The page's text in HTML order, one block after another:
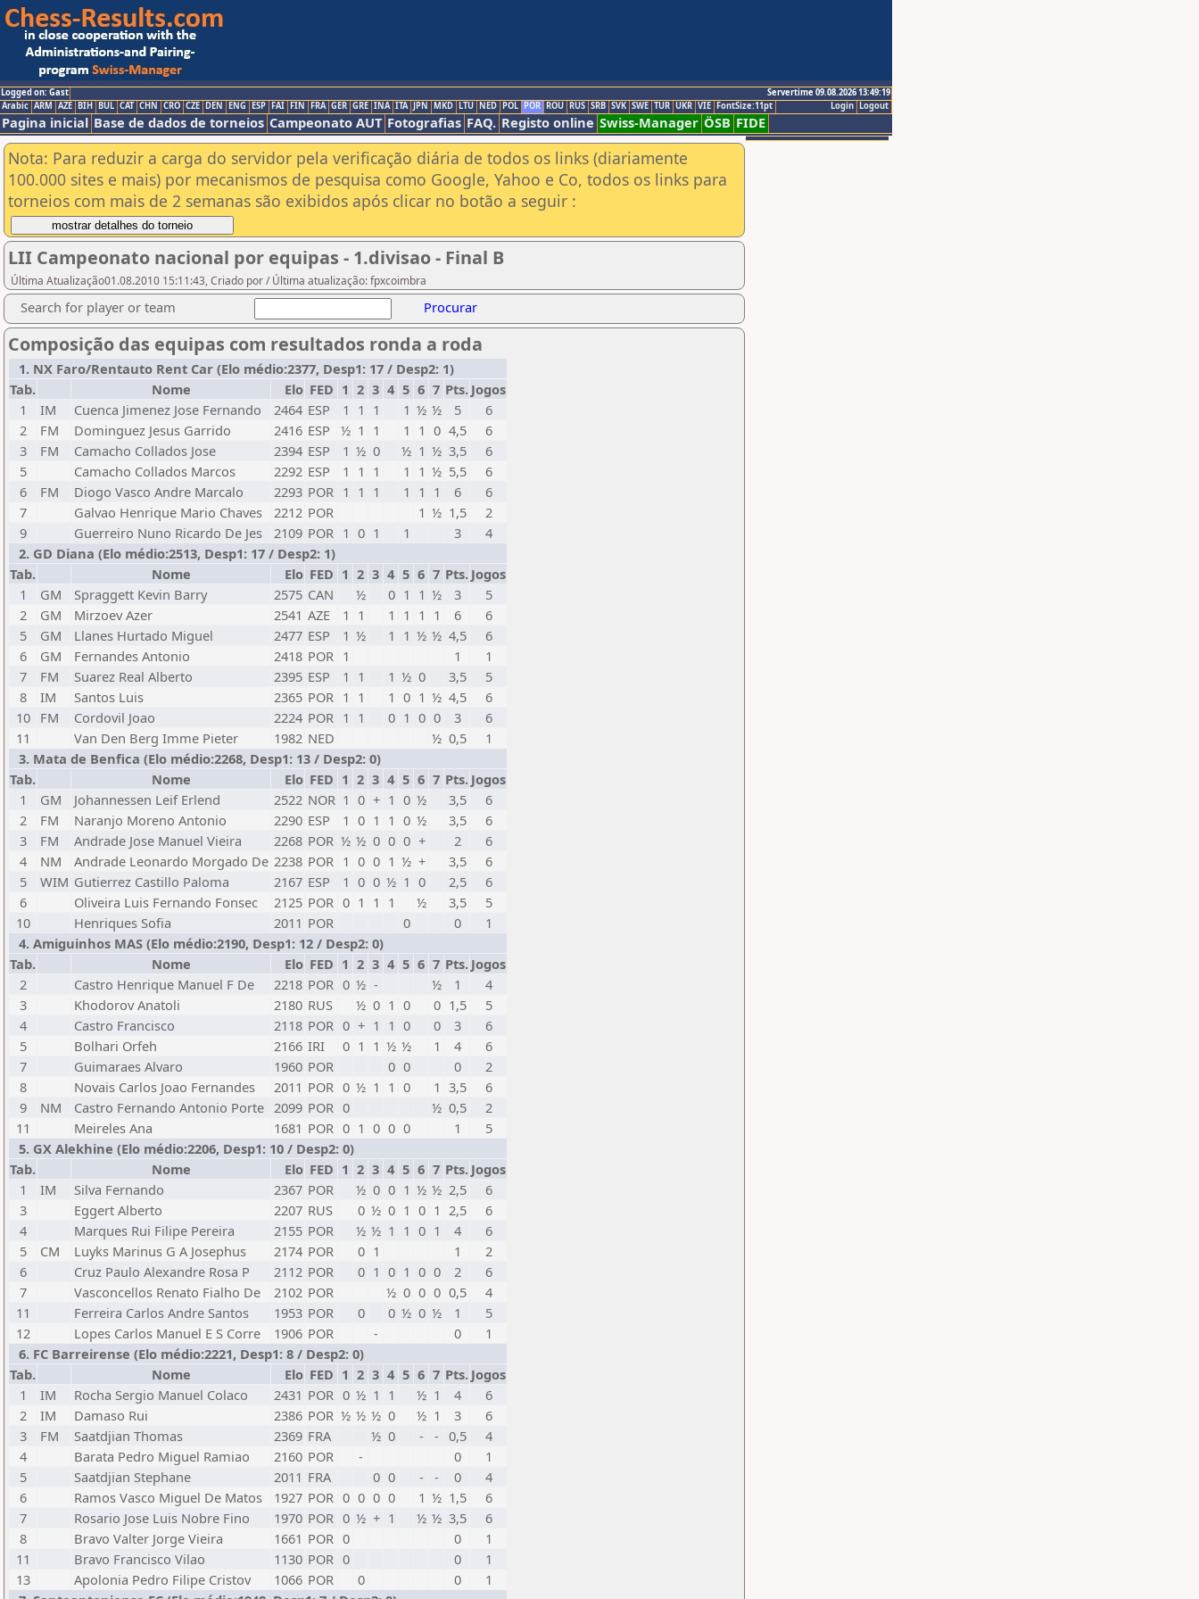
Logged on: Gast
Servertime 09.08.2026 13:49:19
Logout
Login
Arabic ARM AZE BIH BUL CAT CHN CRO CZE DEN ENG ESP FAI FIN FRA GER GRE INA ITA JPN MKD LTU NED POL POR ROU RUS SRB SVK SWE TUR UKR VIE FontSize:11pt
Pagina inicial Base de dados de torneios Campeonato AUT Fotografias FAQ. Registo online Swiss-Manager ÖSB FIDE
Nota: Para reduzir a carga do servidor pela verificação diária de todos os links (diariamente
100.000 sites e mais) por mecanismos de pesquisa como Google, Yahoo e Co, todos os links para
torneios com mais de 2 semanas são exibidos após clicar no botão a seguir :
LII Campeonato nacional por equipas - 1.divisao - Final B
Última Atualização01.08.2010 15:11:43, Criado por / Última atualização: fpxcoimbra
Search for player or team Procurar
Composição das equipas com resultados ronda a roda
1. NX Faro/Rentauto Rent Car (Elo médio:2377, Desp1: 17 / Desp2: 1)
Tab.
Nome Elo FED 1 2 3 4 5 6 7 Pts. Jogos
1
IM Cuenca Jimenez Jose Fernando 2464 ESP 1 1 1 1 ½ ½ 5
6
2
FM Dominguez Jesus Garrido 2416 ESP ½ 1 1 1 1 0 4,5
6
3
FM Camacho Collados Jose 2394 ESP 1 ½ 0 ½ 1 ½ 3,5
6
5
Camacho Collados Marcos 2292 ESP 1 1 1 1 1 ½ 5,5
6
6
FM Diogo Vasco Andre Marcalo 2293 POR 1 1 1 1 1 1 6
6
7
Galvao Henrique Mario Chaves 2212 POR 1 ½ 1,5
2
9
Guerreiro Nuno Ricardo De Jes 2109 POR 1 0 1 1 3
4
2. GD Diana (Elo médio:2513, Desp1: 17 / Desp2: 1)
Tab.
Nome Elo FED 1 2 3 4 5 6 7 Pts. Jogos
1
GM Spraggett Kevin Barry 2575 CAN ½ 0 1 1 ½ 3
5
2
GM Mirzoev Azer 2541 AZE 1 1 1 1 1 1 6
6
5
GM Llanes Hurtado Miguel 2477 ESP 1 ½ 1 1 ½ ½ 4,5
6
6
GM Fernandes Antonio 2418 POR 1 1
1
7
FM Suarez Real Alberto 2395 ESP 1 1 1 ½ 0 3,5
5
8
IM Santos Luis 2365 POR 1 1 1 0 1 ½ 4,5
6
10 FM Cordovil Joao 2224 POR 1 1 0 1 0 0 3
6
11
Van Den Berg Imme Pieter 1982 NED ½ 0,5
1
3. Mata de Benfica (Elo médio:2268, Desp1: 13 / Desp2: 0)
Tab.
Nome Elo FED 1 2 3 4 5 6 7 Pts. Jogos
1
GM Johannessen Leif Erlend 2522 NOR 1 0 + 1 0 ½ 3,5
6
2
FM Naranjo Moreno Antonio 2290 ESP 1 0 1 1 0 ½ 3,5
6
3
FM Andrade Jose Manuel Vieira 2268 POR ½ ½ 0 0 0 + 2
6
4
NM Andrade Leonardo Morgado De 2238 POR 1 0 0 1 ½ + 3,5
6
5
WIM Gutierrez Castillo Paloma 2167 ESP 1 0 0 ½ 1 0 2,5
6
6
Oliveira Luis Fernando Fonsec 2125 POR 0 1 1 1 ½ 3,5
5
10
Henriques Sofia 2011 POR 0 0
1
4. Amiguinhos MAS (Elo médio:2190, Desp1: 12 / Desp2: 0)
Tab.
Nome Elo FED 1 2 3 4 5 6 7 Pts. Jogos
2
Castro Henrique Manuel F De 2218 POR 0 ½ - ½ 1
4
3
Khodorov Anatoli 2180 RUS ½ 0 1 0 0 1,5
5
4
Castro Francisco 2118 POR 0 + 1 1 0 0 3
6
5
Bolhari Orfeh 2166 IRI 0 1 1 ½ ½ 1 4
6
7
Guimaraes Alvaro 1960 POR 0 0 0
2
8
Novais Carlos Joao Fernandes 2011 POR 0 ½ 1 1 0 1 3,5
6
9
NM Castro Fernando Antonio Porte 2099 POR 0 ½ 0,5
2
11
Meireles Ana 1681 POR 0 1 0 0 0 1
5
5. GX Alekhine (Elo médio:2206, Desp1: 10 / Desp2: 0)
Tab.
Nome Elo FED 1 2 3 4 5 6 7 Pts. Jogos
1
IM Silva Fernando 2367 POR ½ 0 0 1 ½ ½ 2,5
6
3
Eggert Alberto 2207 RUS 0 ½ 0 1 0 1 2,5
6
4
Marques Rui Filipe Pereira 2155 POR ½ ½ 1 1 0 1 4
6
5
CM Luyks Marinus G A Josephus 2174 POR 0 1 1
2
6
Cruz Paulo Alexandre Rosa P 2112 POR 0 1 0 1 0 0 2
6
7
Vasconcellos Renato Fialho De 2102 POR ½ 0 0 0 0,5
4
11
Ferreira Carlos Andre Santos 1953 POR 0 0 ½ 0 ½ 1
5
12
Lopes Carlos Manuel E S Corre 1906 POR - 0
1
6. FC Barreirense (Elo médio:2221, Desp1: 8 / Desp2: 0)
Tab.
Nome Elo FED 1 2 3 4 5 6 7 Pts. Jogos
1
IM Rocha Sergio Manuel Colaco 2431 POR 0 ½ 1 1 ½ 1 4
6
2
IM Damaso Rui 2386 POR ½ ½ ½ 0 ½ 1 3
6
3
FM Saatdjian Thomas 2369 FRA ½ 0 - - 0,5
4
4
Barata Pedro Miguel Ramiao 2160 POR - 0
1
5
Saatdjian Stephane 2011 FRA 0 0 - - 0
4
6
Ramos Vasco Miguel De Matos 1927 POR 0 0 0 0 1 ½ 1,5
6
7
Rosario Jose Luis Nobre Fino 1970 POR 0 ½ + 1 ½ ½ 3,5
6
8
Bravo Valter Jorge Vieira 1661 POR 0 0
1
11
Bravo Francisco Vilao 1130 POR 0 0
1
13
Apolonia Pedro Filipe Cristov 1066 POR 0 0
1